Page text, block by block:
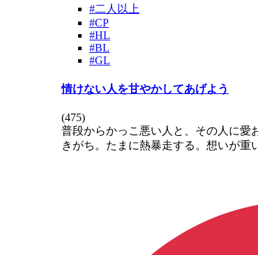
#二人以上
#CP
#HL
#BL
#GL
情けない人を甘やかしてあげよう
(475)
普段からかっこ悪い人と、その人に愛
きがち。たまに熱暴走する。想いが重